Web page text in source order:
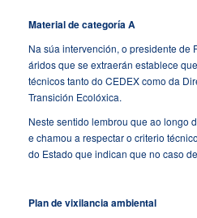
Material de categoría A
Na súa intervención, o presidente de
áridos que se extraerán establece
técnicos tanto do CEDEX como da
Transición Ecolóxica.
Neste sentido lembrou que ao longo
e chamou a respectar o criterio
do Estado que indican que no caso
Plan de vixilancia ambiental